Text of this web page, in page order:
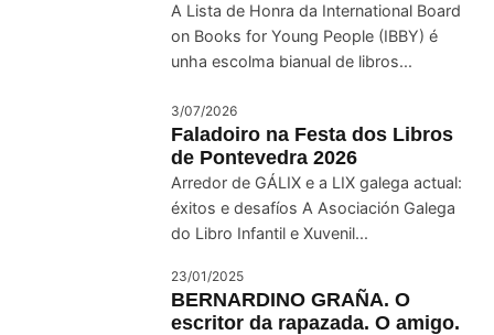
A Lista de Honra da International Board
on Books for Young People (IBBY) é
unha escolma bianual de libros...
3/07/2026
Faladoiro na Festa dos Libros
de Pontevedra 2026
Arredor de GÁLIX e a LIX galega actual:
éxitos e desafíos A Asociación Galega
do Libro Infantil e Xuvenil...
23/01/2025
BERNARDINO GRAÑA. O
escritor da rapazada. O amigo.